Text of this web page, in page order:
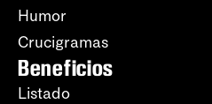
Humor
Crucigramas
Beneficios
Listado